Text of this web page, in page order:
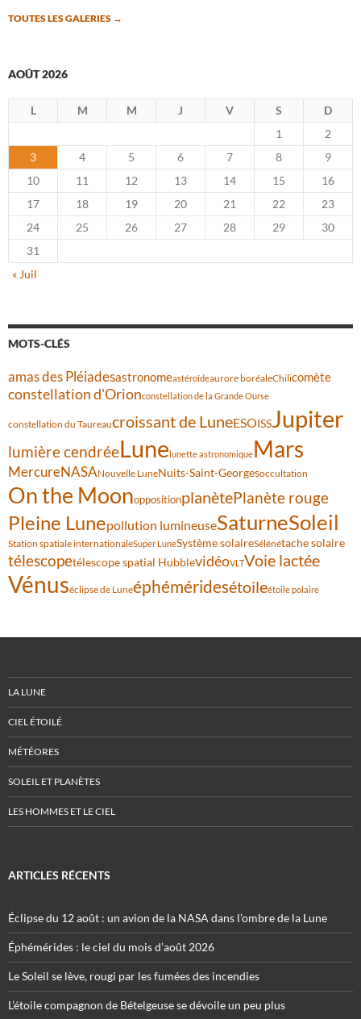
TOUTES LES GALERIES →
AOÛT 2026
L M M J V S
D
1
2
3
4 5 6 7 8
9
10
11 12 13 14 15
16
17
18 19 20 21 22
23
24
25 26 27 28 29
30
31
« Juil
MOTS-CLÉS
amas des Pléiadesastronomeastéroïdeaurore boréaleChilicomète
constellation d'Orionconstellation de la Grande Ourse
constellation du Taureaucroissant de LuneESOISSJupiter
lumière cendréeLunelunette astronomiqueMars
MercureNASANouvelle LuneNuits-Saint-Georgesoccultation
On the MoonoppositionplanètePlanète rouge
Pleine Lunepollution lumineuseSaturneSoleil
Station spatiale internationaleSuper LuneSystème solaireSélénétache solaire
télescopetélescope spatial HubblevidéoVLTVoie lactée
Vénuséclipse de Luneéphéméridesétoileétoile polaire
LA LUNE
CIEL ÉTOILÉ
MÉTÉORES
SOLEIL ET PLANÈTES
LES HOMMES ET LE CIEL
ARTICLES RÉCENTS
Éclipse du 12 août : un avion de la NASA dans l’ombre de la Lune
Éphémérides : le ciel du mois d’août 2026
Le Soleil se lève, rougi par les fumées des incendies
L’étoile compagnon de Bételgeuse se dévoile un peu plus